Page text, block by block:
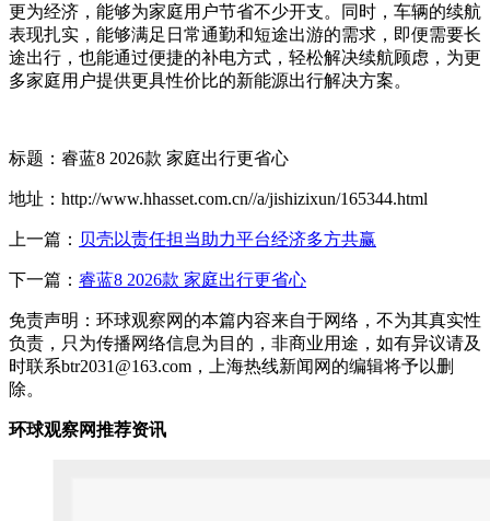
更为经济，能够为家庭用户节省不少开支。同时，车辆的续航
表现扎实，能够满足日常通勤和短途出游的需求，即便需要长
途出行，也能通过便捷的补电方式，轻松解决续航顾虑，为更
多家庭用户提供更具性价比的新能源出行解决方案。
标题：睿蓝8 2026款 家庭出行更省心
地址：http://www.hhasset.com.cn//a/jishizixun/165344.html
上一篇： 贝壳以责任担当助力平台经济多方共赢
下一篇： 睿蓝8 2026款 家庭出行更省心
免责声明：环球观察网的本篇内容来自于网络，不为其真实性
负责，只为传播网络信息为目的，非商业用途，如有异议请及
时联系btr2031@163.com，上海热线新闻网的编辑将予以删
除。
环球观察网推荐资讯